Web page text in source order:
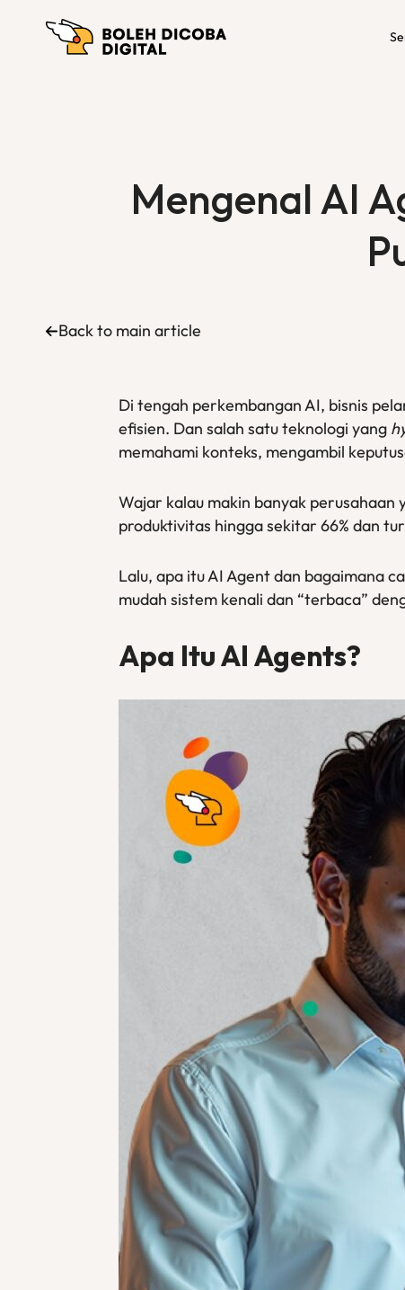
Mengenal AI
Back to main article
Di tengah perkembangan AI, bisnis
efisien. Dan salah satu teknologi yang
memahami konteks, mengambil
Wajar kalau makin banyak perusahaan
produktivitas hingga sekitar 66% dan
Lalu, apa itu AI Agent dan bagaimana
mudah sistem kenali dan “terbaca”
Apa Itu AI Agents?